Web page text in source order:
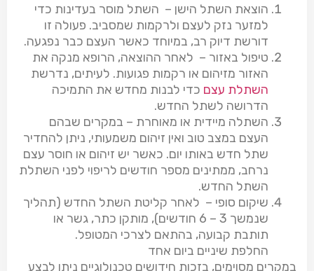
הוצאת השתל הישן – השתל מוסר בעדינות כדי
למזער נזק לעצם ולרקמות שמסביב. פעולה זו
דורשת דיוק רב, במיוחד כאשר העצם כבר נפגעה.
טיפול באזור – לאחר ההוצאה, הרופא מנקה את
האזור מזיהום או רקמות פגועות. לעיתים, נדרשת
השתלת עצם כדי לבנות מחדש את התמיכה
הדרושה לשתל החדש.
השתלה מיידית או מאוחרת – במקרים שבהם
העצם במצב טוב ואין זיהום משמעותי, ניתן להחדיר
שתל חדש באותו יום. כאשר יש זיהום או חוסר עצם
נרחב, ממתינים מספר חודשים לריפוי לפני השתלת
השתל החדש.
שיקום סופי – לאחר קליטת השתל החדש (תהליך
שנמשך 6 – 3 חודשים), מותקן כתר, גשר או
תותבת קבועה, בהתאם לצרכי המטופל.
החלפת שיניים ביום אחד
במקרים מסוימים, בזכות חידושים טכנולוגיים ניתן לבצע